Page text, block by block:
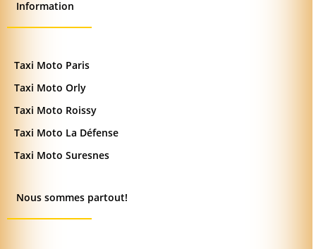
Information
Taxi Moto Paris
Taxi Moto Orly
Taxi Moto Roissy
Taxi Moto La Défense
Taxi Moto Suresnes
Nous sommes partout!